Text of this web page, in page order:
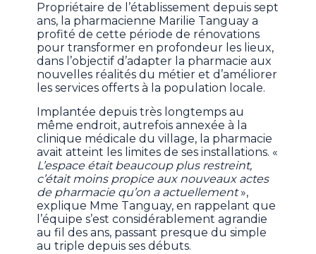
Propriétaire de l’établissement depuis sept
ans, la pharmacienne Marilie Tanguay a
profité de cette période de rénovations
pour transformer en profondeur les lieux,
dans l’objectif d’adapter la pharmacie aux
nouvelles réalités du métier et d’améliorer
les services offerts à la population locale.
Implantée depuis très longtemps au
même endroit, autrefois annexée à la
clinique médicale du village, la pharmacie
avait atteint les limites de ses installations. «
L’espace était beaucoup plus restreint,
c’était moins propice aux nouveaux actes
de pharmacie qu’on a actuellement»,
explique Mme Tanguay, en rappelant que
l’équipe s’est considérablement agrandie
au fil des ans, passant presque du simple
au triple depuis ses débuts.